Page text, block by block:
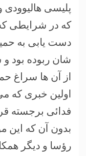
پلیسی
که در شرایطی
دست یابی به
شان ربوده بود
از آن ها سراغ
اولین خبری که
فدائی برجسته
بدون آن که این
رؤسا و دیگر